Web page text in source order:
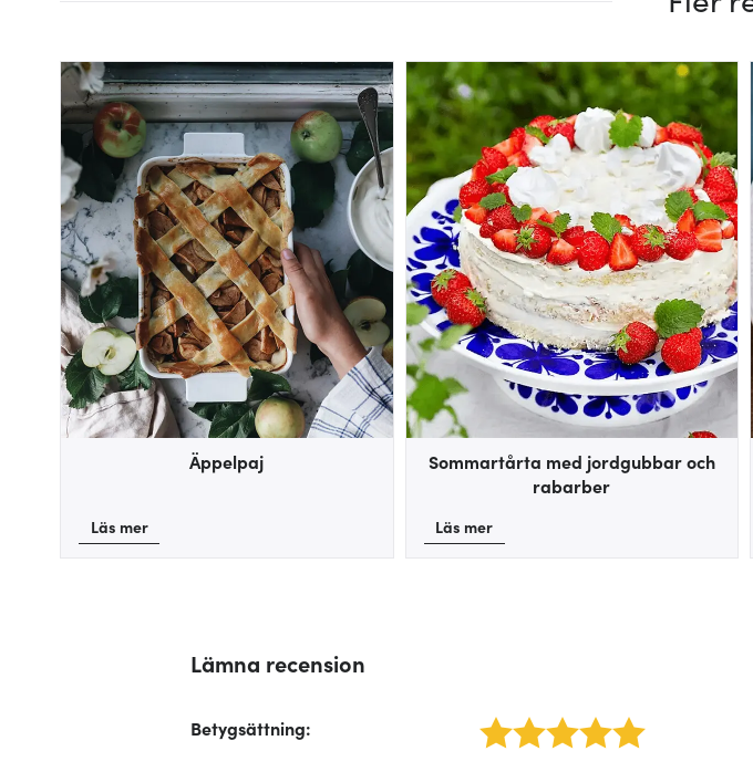
Äppelpaj
Läs mer
Sommartårta med jordgubbar och
rabarber
Läs mer
Lämna recension
Betygsättning: 1 star 2 stars 3 stars 4 stars 5 stars
/form/label/author: